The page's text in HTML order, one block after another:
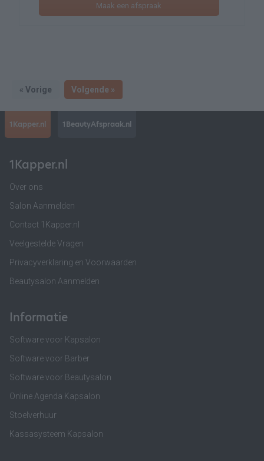
Maak een afspraak
« Vorige Volgende »
1Kapper.nl 1BeautyAfspraak.nl
1Kapper.nl
Over ons
Salon Aanmelden
Contact 1Kapper.nl
Veelgestelde Vragen
Privacyverklaring en Voorwaarden
Beautysalon Aanmelden
Informatie
Software voor Kapsalon
Software voor Barber
Software voor Beautysalon
Online Agenda Kapsalon
Stoelverhuur
Kassasysteem Kapsalon